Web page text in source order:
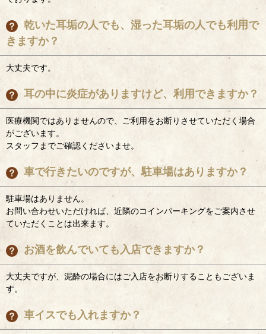
乾いた耳垢の人でも、湿った耳垢の人でも利用で
きますか？
大丈夫です。
耳の中に炎症がありますけど、利用できますか？
医療機関ではありませんので、ご利用をお断りさせていただく場合
がございます。
スタッフまでご確認くださいませ。
車で行きたいのですが、駐車場はありますか？
駐車場はありません。
お問い合わせいただければ、近隣のコインパーキングをご案内させ
ていただくことは出来ます。
お酒を飲んでいても入店できますか？
大丈夫ですが、泥酔の場合にはご入店をお断りすることもございま
す。
車イスでも入れますか？